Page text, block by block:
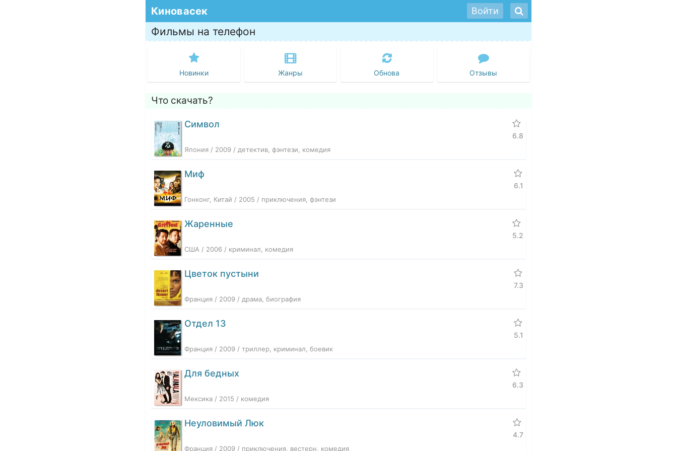
Киновасек Войти
Фильмы на телефон
Новинки Жанры Обнова Отзывы
Что скачать?
Символ
6.8
Япония / 2009 / детектив, фэнтези, комедия
Миф
6.1
Гонконг, Китай / 2005 / приключения, фэнтези
Жаренные
5.2
США / 2006 / криминал, комедия
Цветок пустыни
7.3
Франция / 2009 / драма, биография
Отдел 13
5.1
Франция / 2009 / триллер, криминал, боевик
Для бедных
6.3
Мексика / 2015 / комедия
Неуловимый Люк
4.7
Франция / 2009 / приключения, вестерн, комедия